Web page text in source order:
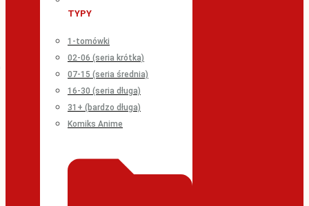
TYPY
1-tomówki
02-06 (seria krótka)
07-15 (seria średnia)
16-30 (seria długa)
31+ (bardzo długa)
Komiks Anime